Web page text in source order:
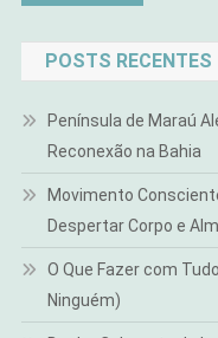
POSTS RECENTES
Península de Maraú
Reconexão na Bahia
Movimento
Despertar Corpo e
O Que Fazer com
Ninguém)